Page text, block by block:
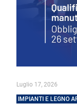
Luglio 17, 2026
IMPIANTI E LEGNO